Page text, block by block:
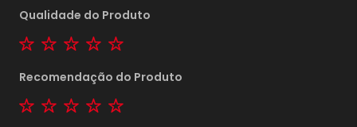
Qualidade do Produto
1 star2 stars3 stars4 stars
Recomendação do Produto
1 star2 stars3 stars4 stars